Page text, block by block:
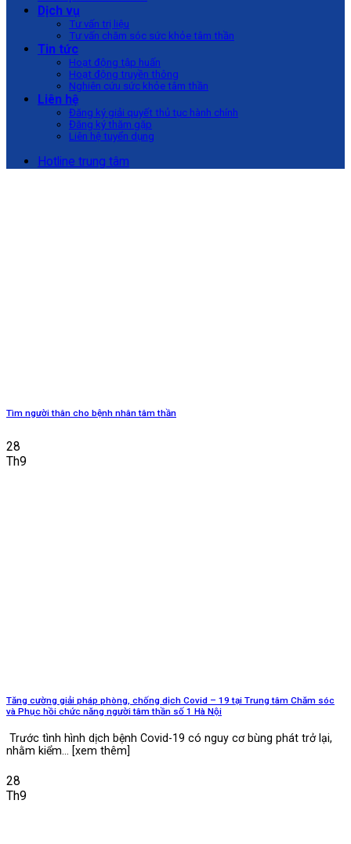
Dịch vụ
Tư vấn trị liệu
Tư vấn chăm sóc sức khỏe tâm thần
Tin tức
Hoạt động tập huấn
Hoạt động truyền thông
Nghiên cứu sức khỏe tâm thần
Liên hệ
Đăng ký giải quyết thủ tục hành chính
Đăng ký thăm gặp
Liên hệ tuyển dụng
Hotline trung tâm
Tìm người thân cho bệnh nhân tâm thần
28
Th9
Tăng cường giải pháp phòng, chống dịch Covid – 19 tại Trung tâm Chăm sóc
và Phục hồi chức năng người tâm thần số 1 Hà Nội
Trước tình hình dịch bệnh Covid-19 có nguy cơ bùng phát trở lại,
nhằm kiểm... [xem thêm]
28
Th9